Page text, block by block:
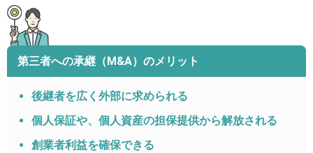
第三者への承継（M&A）のメリット
後継者を広く外部に求められる
個人保証や、個人資産の担保提供から解放される
創業者利益を確保できる